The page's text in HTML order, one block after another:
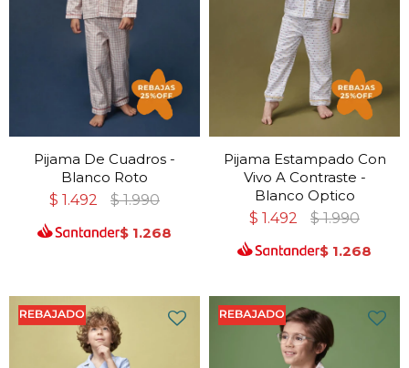
Pijama De Cuadros -
Blanco Roto
$ 1.492 $ 1.990
$ 1.268
Pijama Estampado Con
Vivo A Contraste -
Blanco Optico
$ 1.492 $ 1.990
$ 1.268